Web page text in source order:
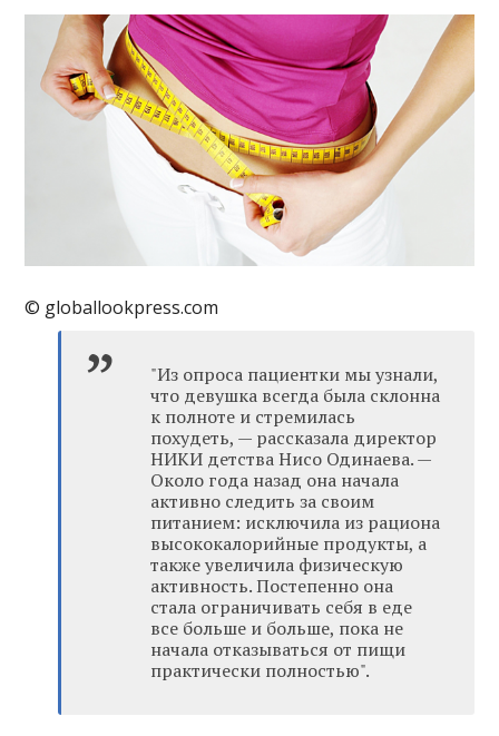
© globallookpress.com
"Из опроса пациентки мы узнали,
что девушка всегда была склонна
к полноте и стремилась
похудеть, — рассказала директор
НИКИ детства Нисо Одинаева. —
Около года назад она начала
активно следить за своим
питанием: исключила из рациона
высококалорийные продукты, а
также увеличила физическую
активность. Постепенно она
стала ограничивать себя в еде
все больше и больше, пока не
начала отказываться от пищи
практически полностью".